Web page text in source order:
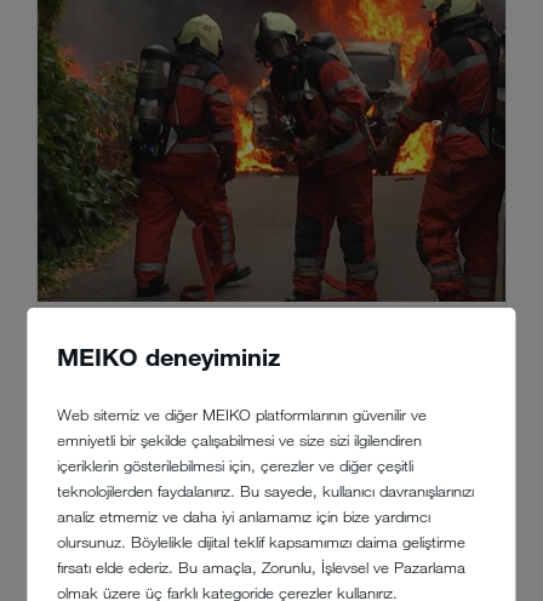
MEIKO deneyiminiz
Web sitemiz ve diğer MEIKO platformlarının güvenilir ve
emniyetli bir şekilde çalışabilmesi ve size sizi ilgilendiren
içeriklerin gösterilebilmesi için, çerezler ve diğer çeşitli
teknolojilerden faydalanırız. Bu sayede, kullanıcı davranışlarınızı
analiz etmemiz ve daha iyi anlamamız için bize yardımcı
olursunuz. Böylelikle dijital teklif kapsamımızı daima geliştirme
fırsatı elde ederiz. Bu amaçla, Zorunlu, İşlevsel ve Pazarlama
olmak üzere üç farklı kategoride çerezler kullanırız.
KKE SAYESINDE HER TÜRLÜ ÇALIŞMA
KKE: Kullananları korur! Kişisel koruyucu ekipmanların
doğru temizliği önemlidir. Nedenlerini yazımızda
okuyabilirsiniz.